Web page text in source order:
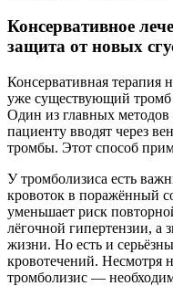
Консервативное
защита от новых
Консервативная терапия
уже существующий тромб
Один из главных
пациенту вводят через
тромбы. Этот способ
У тромболизиса есть
кровоток в поражённый
уменьшает риск
лёгочной гипертензии, а
жизни. Но есть и
кровотечений. Несмотря
тромболизис —